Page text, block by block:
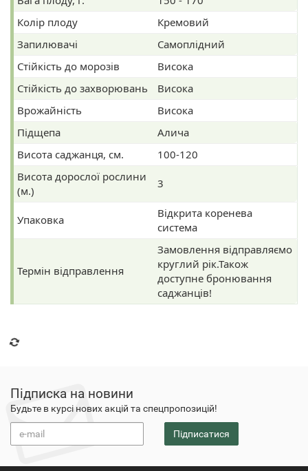
Колір плоду
Кремовий
Запилювачі
Самоплідний
Стійкість до морозів
Висока
Стійкість до захворювань
Висока
Врожайність
Висока
Підщепа
Алича
Висота саджанця, см.
100-120
Висота дорослої рослини
(м.)
3
Упаковка
Відкрита коренева
система
Термін відправлення
Замовлення відправляємо
круглий рік.Також
доступне бронювання
саджанців!
Підписка на новини
Будьте в курсі нових акцій та спецпропозицій!
Підписатися